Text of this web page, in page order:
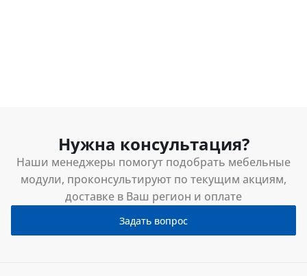
Нужна консультация?
Наши менеджеры помогут подобрать мебельные
модули, проконсультируют по текущим акциям,
доставке в Ваш регион и оплате
Задать вопрос